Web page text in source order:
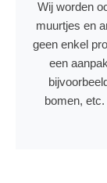
Wij worden
muurtjes en
geen enkel
een
bomen,